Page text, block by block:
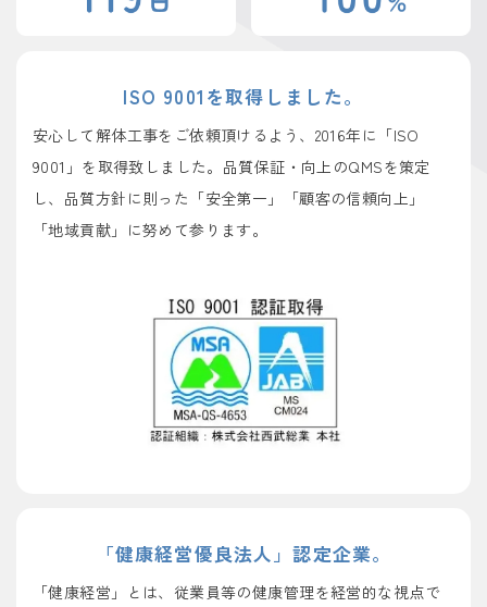
ISO 9001を取得しました。
安心して解体工事をご依頼頂けるよう、2016年に「ISO
9001」を取得致しました。品質保証・向上のQMSを策定
し、品質方針に則った「安全第一」「顧客の信頼向上」
「地域貢献」に努めて参ります。
「健康経営優良法人」認定企業。
「健康経営」とは、従業員等の健康管理を経営的な視点で